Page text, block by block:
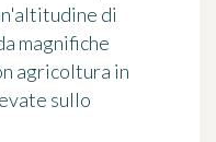
di
magnifiche
agricoltura in
sullo